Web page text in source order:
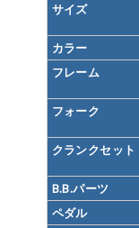
サイズ
カラー
フレーム
フォーク
クランクセット
B.B.パーツ
ペダル